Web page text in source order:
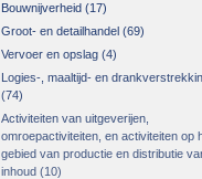
Bouwnijverheid (17)
Groot- en detailhandel (69)
Vervoer en opslag (4)
Logies-, maaltijd- en
(74)
Activiteiten van uitgeverijen,
omroepactiviteiten, en activiteiten op
gebied van productie en distributie
inhoud (10)